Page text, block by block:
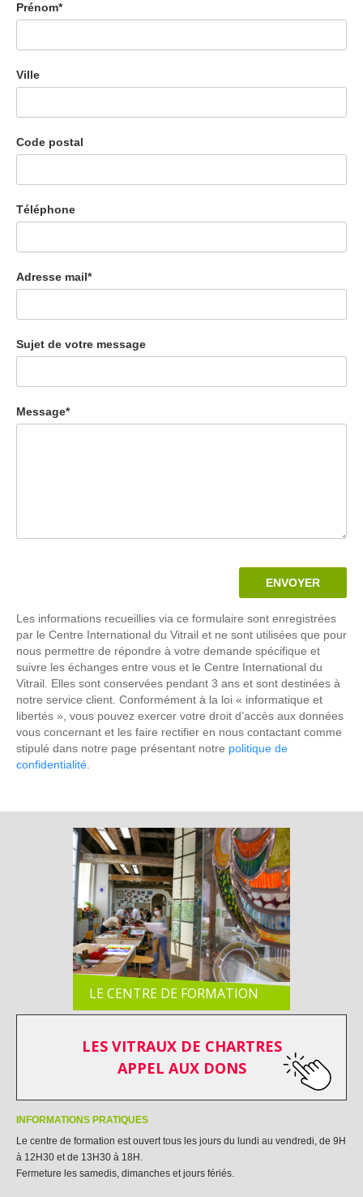
Prénom*
Ville
Code postal
Téléphone
Adresse mail*
Sujet de votre message
Message*
Les informations recueillies via ce formulaire sont enregistrées
par le Centre International du Vitrail et ne sont utilisées que pour
nous permettre de répondre à votre demande spécifique et
suivre les échanges entre vous et le Centre International du
Vitrail. Elles sont conservées pendant 3 ans et sont destinées à
notre service client. Conformément à la loi « informatique et
libertés », vous pouvez exercer votre droit d’accès aux données
vous concernant et les faire rectifier en nous contactant comme
stipulé dans notre page présentant notre politique de
confidentialité.
LE CENTRE DE FORMATION
CENTRE INTERNATIONAL DU VITRAIL
LES VITRAUX DE CHARTRES
APPEL AUX DONS
INFORMATIONS PRATIQUES
Le centre de formation est ouvert tous les jours du lundi au vendredi, de 9H
à 12H30 et de 13H30 à 18H.
Fermeture les samedis, dimanches et jours fériés.